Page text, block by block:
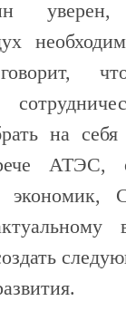
на себя
АТЭС,
экономик,